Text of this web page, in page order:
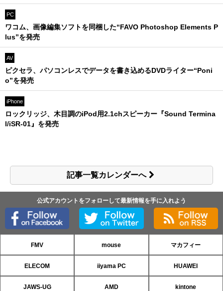
PC
ワコム、画像編集ソフトを同梱した“FAVO Photoshop Elements P
lus”を発売
AV
ピクセラ、パソコンレスでデータを書き込めるDVDライター“Poni
o”を発売
iPhone
ロックリッジ、木目調のiPod用2.1chスピーカー『Sound Termina
l/iSR-01』を発売
記事一覧カレンダーへ
公式アカウントをフォローして最新情報を手に入れよう
FMV mouse マカフィー
ELECOM iiyama PC HUAWEI
JAWS-UG AMD kintone